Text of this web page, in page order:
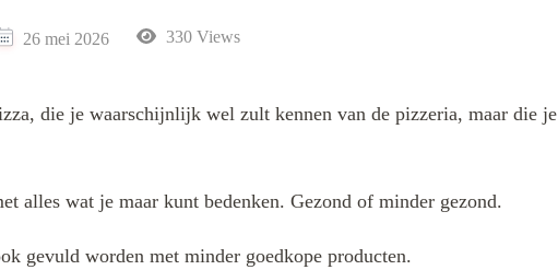
26 mei 2026 330 Views
die je waarschijnlijk wel zult kennen van de pizzeria, maar die je
alles wat je maar kunt bedenken. Gezond of minder gezond.
gevuld worden met minder goedkope producten.